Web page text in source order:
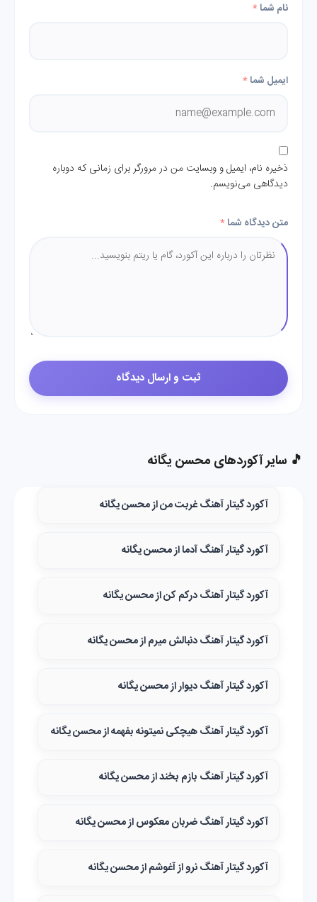
نام شما*
ایمیل شما*
ذخیره نام، ایمیل و وبسایت من در مرورگر برای زمانی که دوباره
دیدگاهی می‌نویسم.
متن دیدگاه شما*
🎵 سایر آکوردهای محسن یگانه
آکورد گیتار آهنگ غربت من از محسن یگانه
آکورد گیتار آهنگ آدما از محسن یگانه
آکورد گیتار آهنگ درکم کن از محسن یگانه
آکورد گیتار آهنگ دنبالش میرم از محسن یگانه
آکورد گیتار آهنگ دیوار از محسن یگانه
آکورد گیتار آهنگ هیچکی نمیتونه بفهمه از محسن یگانه
آکورد گیتار آهنگ بازم بخند از محسن یگانه
آکورد گیتار آهنگ ضربان معکوس از محسن یگانه
آکورد گیتار آهنگ نرو از آغوشم از محسن یگانه